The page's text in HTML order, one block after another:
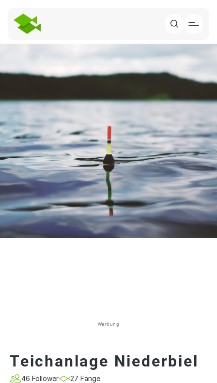
Werbung
Teichanlage Niederbiel
46 Follower 27 Fänge